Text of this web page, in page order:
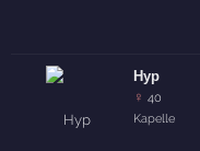
Hyp
♀ 40
Kapelle